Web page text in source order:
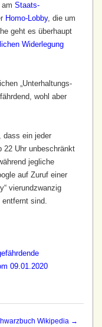
Staats­
Homo-Lobby, die um
geht es überhaupt
Widerlegung
„Unterhaltungs­
wohl aber
dass ein jeder
22 Uhr unbeschränkt
jegliche
auf Zuruf einer
vier­und­zwanzig
sind.
09.01.2020
Wikipedia →